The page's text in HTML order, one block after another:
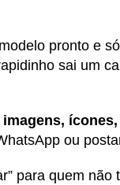
pronto e
sai um
ou
para quem não